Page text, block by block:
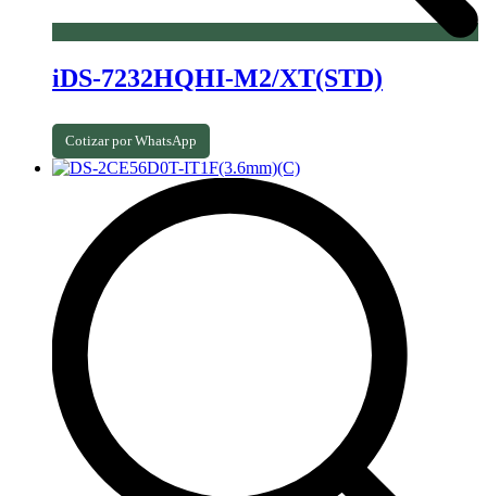
iDS-7232HQHI-M2/XT(STD)
Cotizar por WhatsApp